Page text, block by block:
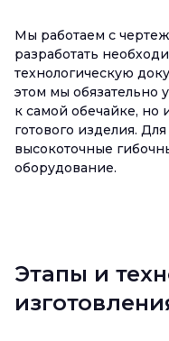
Мы работаем с
разработать
технологическую
этом мы обязательно
к самой обечайке, но
готового изделия.
высокоточные
оборудование.
Этапы и